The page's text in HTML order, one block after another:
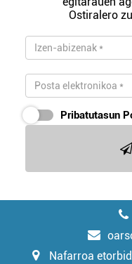
Ostiralero
Pribatutasun
Nafarroa